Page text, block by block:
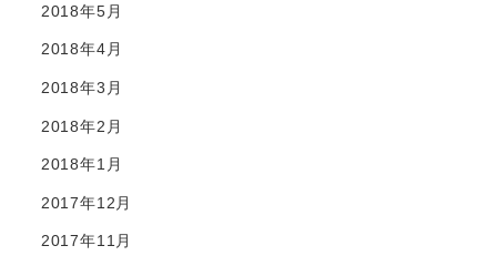
2018年5月
2018年4月
2018年3月
2018年2月
2018年1月
2017年12月
2017年11月